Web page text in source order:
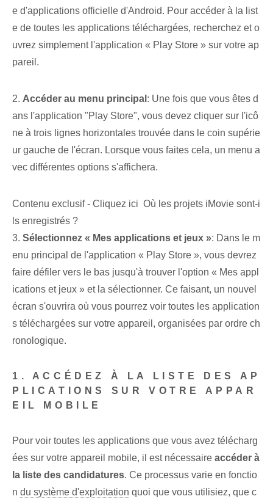
e d'applications officielle d'Android. Pour accéder à la list
e de toutes les applications téléchargées, recherchez et o
uvrez simplement l'application « Play Store » sur votre ap
pareil.
2.⁢ Accéder au menu principal : Une fois que vous êtes d
ans⁢ l'application "Play​ Store", vous devez⁢ cliquer sur l'icô
ne à trois lignes horizontales‌ trouvée dans le coin supérie
ur gauche de l'écran. Lorsque vous faites cela, un menu a
vec différentes options s'affichera.
Contenu exclusif - Cliquez ici Où les projets iMovie sont-i
ls enregistrés ?
3. Sélectionnez « Mes applications et jeux »: Dans le m
enu principal de l'application « Play Store », vous devrez
faire défiler vers le bas jusqu'à trouver l'option « Mes appl
ications et jeux » et la sélectionner. Ce faisant, un nouvel⁤
écran s'ouvrira où⁣ vous pourrez voir toutes les application
s téléchargées sur votre appareil, organisées par⁤ ordre ch
ronologique.
1. ACCÉDEZ À LA LISTE DES AP
PLICATIONS SUR VOTRE APPAR
EIL MOBILE
Pour ‌voir toutes les applications que‌ vous avez télécharg
ées​ sur votre appareil mobile, il est ⁤nécessaire accéder⁤ à
la liste des candidatures. Ce processus varie en fonctio
n du système d'exploitation ⁤quoi que vous utilisiez, que c